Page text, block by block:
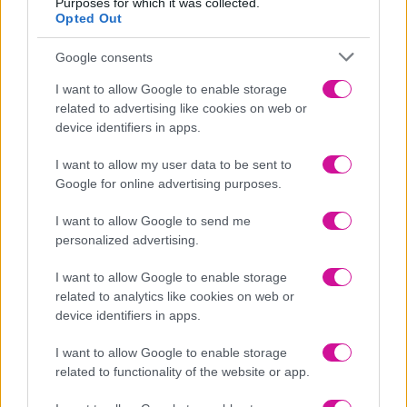
Opted Out
Google consents
I want to allow Google to enable storage
related to advertising like cookies on web or
device identifiers in apps.
I want to allow my user data to be sent to
Google for online advertising purposes.
I want to allow Google to send me
personalized advertising.
I want to allow Google to enable storage
related to analytics like cookies on web or
device identifiers in apps.
I want to allow Google to enable storage
related to functionality of the website or app.
Ο Τάσος Καραντάκος είναι ο Greek Solo
και ταξιδεύει τον κόσμο!
Ημ. δημοσίευσης 02/03/2022
Ασία, Ηνωμένες Πολιτείες, Μεξικό και Ευρώπη! Ο Τάσος
Καραντάκος παράτησε την Ελλάδα για να ταξιδέψει solo ολόκληρο
Μέσα σε 1.5 χρόνο πήγε παντού και δεν σταματάει!
Ακούστε τι είχε να πει στον Fresh 96.1 από την Πόλη του Μεξικό!